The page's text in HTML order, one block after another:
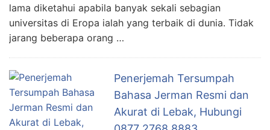
lama diketahui apabila banyak sekali sebagian
universitas di Eropa ialah yang terbaik di dunia. Tidak
jarang beberapa orang …
Penerjemah Tersumpah
Bahasa Jerman Resmi dan
Akurat di Lebak, Hubungi